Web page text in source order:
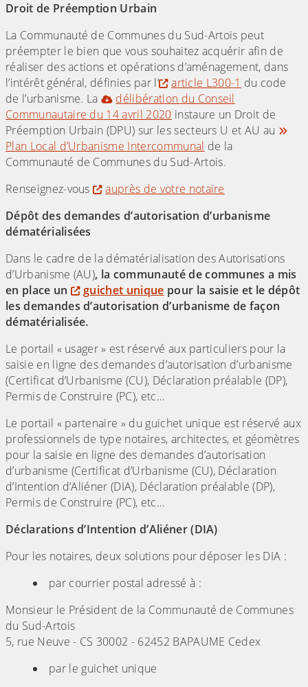
Droit de Préemption Urbain
La Communauté de Communes du Sud-Artois peut
préempter le bien que vous souhaitez acquérir afin de
réaliser des actions et opérations d’aménagement, dans
l’intérêt général, définies par l’
article L300-1 du code
de l’urbanisme. La
délibération du Conseil
Communautaire du 14 avril 2020 instaure un Droit de
Préemption Urbain (DPU) sur les secteurs U et AU au
Plan Local d’Urbanisme Intercommunal de la
Communauté de Communes du Sud-Artois.
Renseignez-vous
auprès de votre notaire
Dépôt des demandes d’autorisation d’urbanisme
dématérialisées
Dans le cadre de la dématérialisation des Autorisations
d’Urbanisme (AU), la communauté de communes a mis
en place un
guichet unique pour la saisie et le dépôt
les demandes d’autorisation d’urbanisme de façon
dématérialisée.
Le portail « usager » est réservé aux particuliers pour la
saisie en ligne des demandes d’autorisation d’urbanisme
(Certificat d’Urbanisme (CU), Déclaration préalable (DP),
Permis de Construire (PC), etc…
Le portail « partenaire » du guichet unique est réservé aux
professionnels de type notaires, architectes, et géomètres
pour la saisie en ligne des demandes d’autorisation
d’urbanisme (Certificat d’Urbanisme (CU), Déclaration
d’Intention d’Aliéner (DIA), Déclaration préalable (DP),
Permis de Construire (PC), etc…
Déclarations d’Intention d’Aliéner (DIA)
Pour les notaires, deux solutions pour déposer les DIA :
par courrier postal adressé à :
Monsieur le Président de la Communauté de Communes
du Sud-Artois
5, rue Neuve - CS 30002 - 62452 BAPAUME Cedex
par le guichet unique